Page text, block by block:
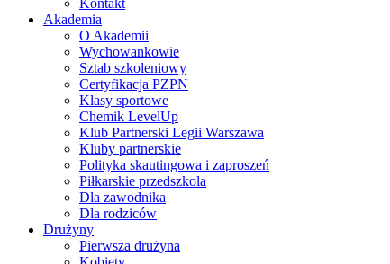
Kontakt
Akademia
O Akademii
Wychowankowie
Sztab szkoleniowy
Certyfikacja PZPN
Klasy sportowe
Chemik LevelUp
Klub Partnerski Legii Warszawa
Kluby partnerskie
Polityka skautingowa i zaproszeń
Piłkarskie przedszkola
Dla zawodnika
Dla rodziców
Drużyny
Pierwsza drużyna